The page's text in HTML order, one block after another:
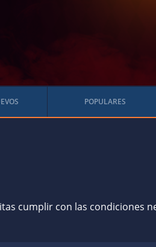
POPULARES
cumplir con las condiciones